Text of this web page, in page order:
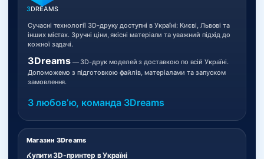
Магазин 3Dreams
Купити 3D-принтер в Україні
3DREAMS
Сучасні технології 3D-друку доступні в Україні: Києві, Львові та
інших містах. Зручні ціни, якісні матеріали та уважний підхід до
кожної задачі.
3Dreams— 3D-друк моделей з доставкою по всій Україні.
Допоможемо з підготовкою файлів, матеріалами та запуском
замовлення.
З любовʼю, команда 3Dreams